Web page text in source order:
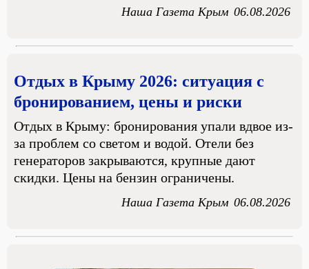
Наша Газета Крым 06.08.2026
Отдых в Крыму 2026: ситуация с
бронированием, цены и риски
Отдых в Крыму: бронирования упали вдвое из-
за проблем со светом и водой. Отели без
генераторов закрываются, крупные дают
скидки. Цены на бензин ограничены.
Наша Газета Крым 06.08.2026